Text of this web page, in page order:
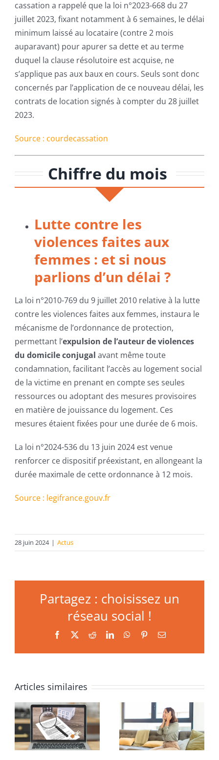
cassation a rappelé que la loi n°2023-668 du 27
juillet 2023, fixant notamment à 6 semaines, le délai
minimum laissé au locataire (contre 2 mois
auparavant) pour apurer sa dette et au terme
duquel la clause résolutoire est acquise, ne
s’applique pas aux baux en cours. Seuls sont donc
concernés par l’application de ce nouveau délai, les
contrats de location signés à compter du 28 juillet
2023.
Source : courdecassation
Chiffre du mois
Lutte contre les
violences faites aux
femmes : et si nous
parlions d’un délai ?
La loi n°2010-769 du 9 juillet 2010 relative à la lutte
contre les violences faites aux femmes, instaura le
mécanisme de l’ordonnance de protection,
permettant l’expulsion de l’auteur de violences
du domicile conjugal avant même toute
condamnation, facilitant l’accès au logement social
de la victime en prenant en compte ses seules
ressources ou adoptant des mesures provisoires
en matière de jouissance du logement. Ces
mesures étaient fixées pour une durée de 6 mois.
La loi n°2024-536 du 13 juin 2024 est venue
renforcer ce dispositif préexistant, en allongeant la
durée maximale de cette ordonnance à 12 mois.
Source : legifrance.gouv.fr
28 juin 2024 | Actus
Partagez : choisissez un
réseau social !
Facebook RedditLinkedInWhatsApp
PinterestEmail
Articles similaires